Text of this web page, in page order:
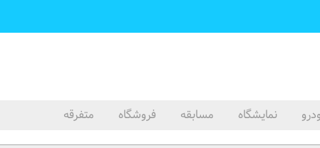
نمایشگاه مسابقه فروشگاه متفرقه